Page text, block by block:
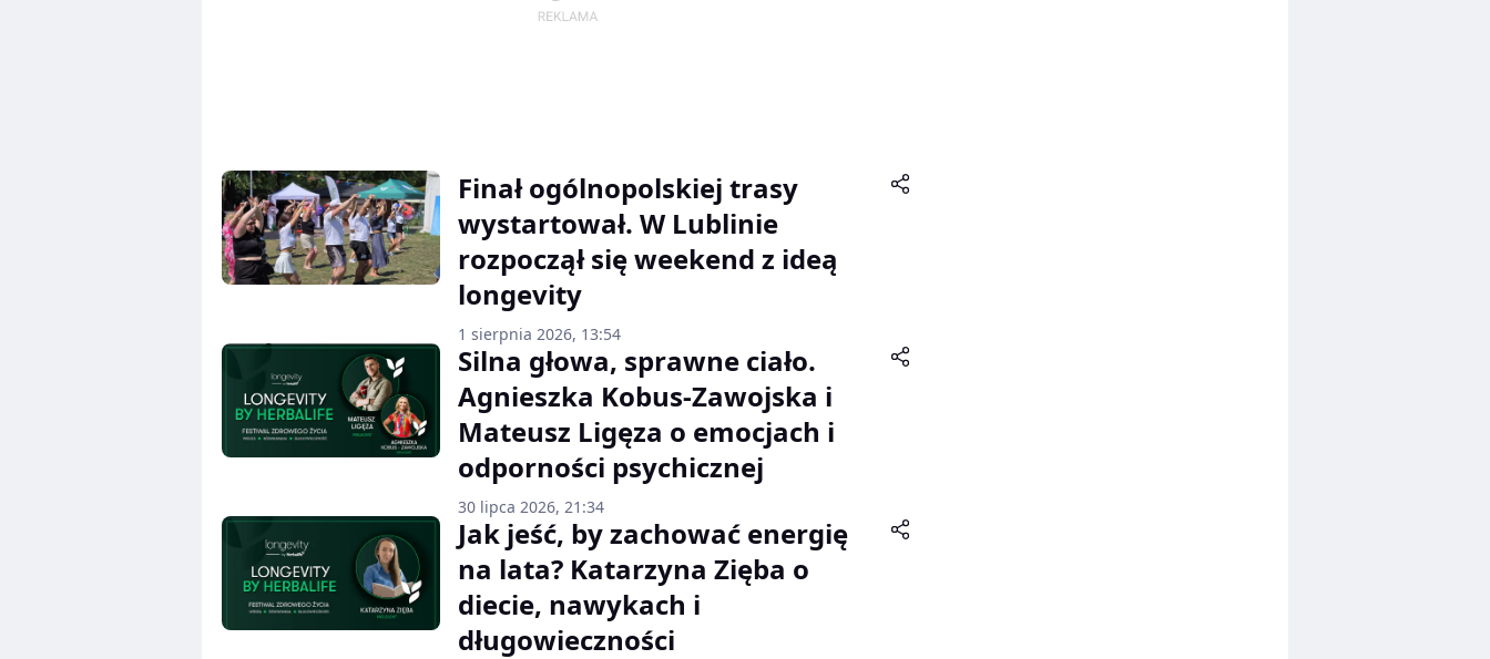
Finał ogólnopolskiej trasy
wystartował. W Lublinie
rozpoczął się weekend z ideą
longevity
1 sierpnia 2026, 13:54
Silna głowa, sprawne ciało.
Agnieszka Kobus-Zawojska i
Mateusz Ligęza o emocjach i
odporności psychicznej
30 lipca 2026, 21:34
Jak jeść, by zachować energię
na lata? Katarzyna Zięba o
diecie, nawykach i
długowieczności